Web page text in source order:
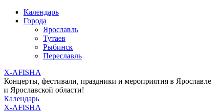
Календарь
Города
Ярославль
Тутаев
Рыбинск
Переславль
X-AFISHA
Концерты, фестивали, праздники и мероприятия в Ярославле
и Ярославской области!
Календарь
X-AFISHA